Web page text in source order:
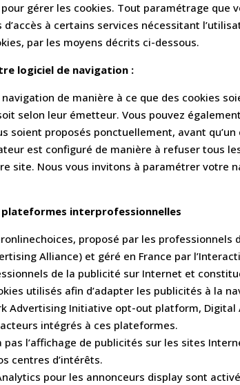
gérer les cookies. Tout paramétrage
à certains services nécessitant
par les moyens décrits ci-dessous.
logiciel de navigation :
de manière à ce que des cookies
selon leur émetteur. Vous pouvez
soient proposés ponctuellement, avant
est configuré de manière à refuser tous
site. Nous vous invitons à paramétrer votre
plateformes interprofessionnelles
proposé par les
Alliance) et géré en France par
de la publicité sur Internet et
utilisés afin d’adapter les publicités à la
Advertising Initiative opt-out platform,
intégrés à ces plateformes.
l’affichage de publicités sur les sites
centres d’intérêts.
pour les annonceurs display sont